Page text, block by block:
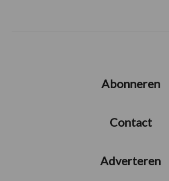
Abonneren
Contact
Adverteren